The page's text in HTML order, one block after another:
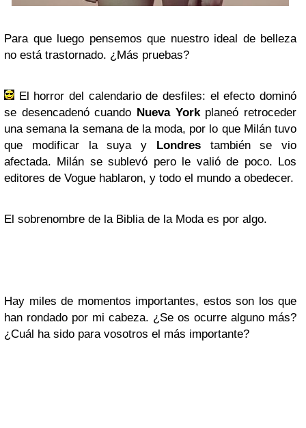
Para que luego pensemos que nuestro ideal de belleza
no está trastornado. ¿Más pruebas?
El horror del calendario de desfiles: el efecto dominó
se desencadenó cuando Nueva Yorkplaneó retroceder
una semana la semana de la moda, por lo que Milán tuvo
que modificar la suya y Londrestambién se vio
afectada. Milán se sublevó pero le valió de poco. Los
editores de Vogue hablaron, y todo el mundo a obedecer.
El sobrenombre de la Biblia de la Moda es por algo.
Hay miles de momentos importantes, estos son los que
han rondado por mi cabeza. ¿Se os ocurre alguno más?
¿Cuál ha sido para vosotros el más importante?